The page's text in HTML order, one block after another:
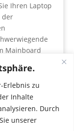
Erlebnis zu
Inhalte
Durch
unserer
Ihren Laptop
der
Mainboard